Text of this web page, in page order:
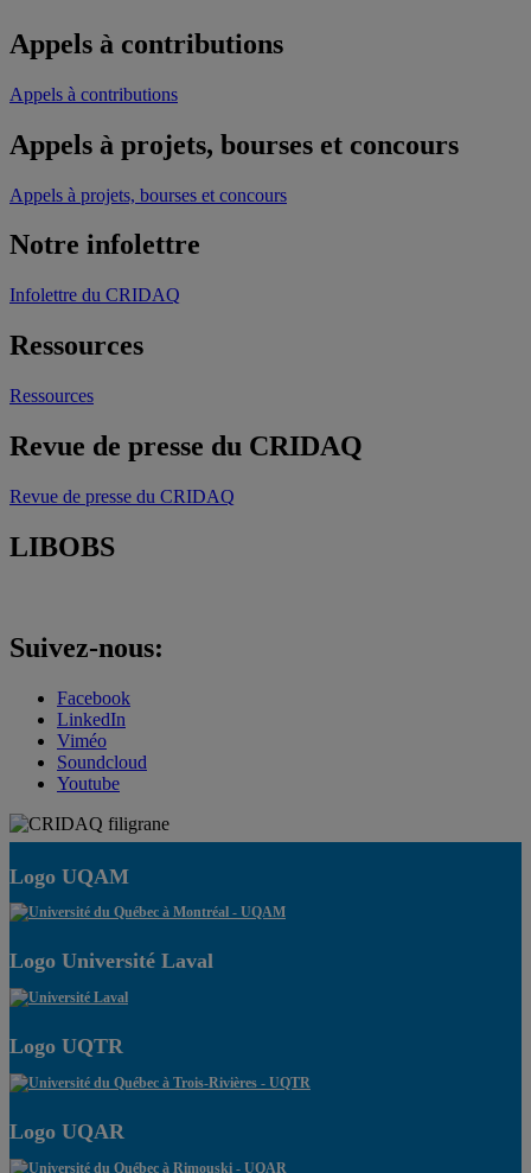
Appels à contributions
Appels à contributions
Appels à projets, bourses et concours
Appels à projets, bourses et concours
Notre infolettre
Infolettre du CRIDAQ
Ressources
Ressources
Revue de presse du CRIDAQ
Revue de presse du CRIDAQ
LIBOBS
Suivez-nous:
Facebook
LinkedIn
Viméo
Soundcloud
Youtube
Logo UQAM
Logo Université Laval
Logo UQTR
Logo UQAR